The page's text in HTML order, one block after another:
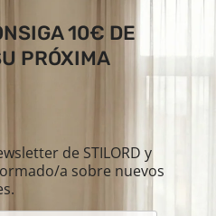
10€ DE
PRÓXIMA
de STILORD y
a sobre nuevos